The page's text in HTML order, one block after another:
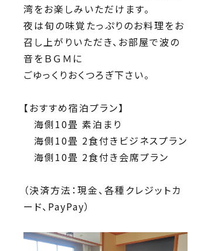
湾をお楽しみいただけます。
夜は旬の味覚たっぷりのお料理をお
召し上がりいただき、お部屋で波の
音をＢＧＭに
ごゆっくりおくつろぎ下さい。
【おすすめ宿泊プラン】
海側10畳 素泊まり
海側10畳 2食付きビジネスプラン
海側10畳 2食付き会席プラン
（決済方法：現金、各種クレジットカ
ード、PayPay）